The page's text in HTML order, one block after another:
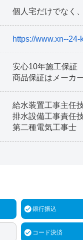
個人宅だけでなく
https://www.xn--
安心10年施工保証
商品保証はメーカ
給水装置工事主任
排水設備工事責任
第二種電気工事士
銀行振込
コード決済